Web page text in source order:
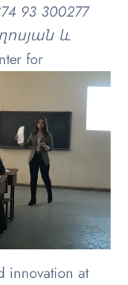
93 300277
և
for
innovation at